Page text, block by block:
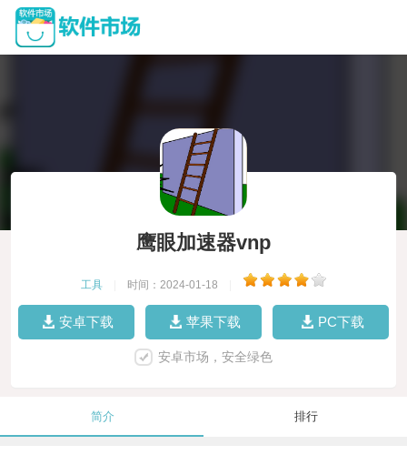
鹰眼加速器vnp
工具 时间：2024-01-18
安卓下载 苹果下载 PC下载
安卓市场，安全绿色
简介 排行